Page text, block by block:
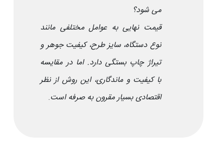
می شود؟
قیمت نهایی به عوامل مختلفی مانند
نوع دستگاه، سایز طرح، کیفیت جوهر و
تیراژ چاپ بستگی دارد. اما در مقایسه
با کیفیت و ماندگاری، این روش از نظر
اقتصادی بسیار مقرون به صرفه است.